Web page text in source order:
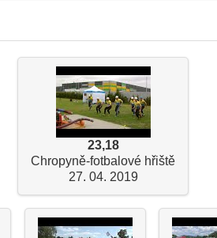
23,18
Chropyně-fotbalové hřiště
27. 04. 2019